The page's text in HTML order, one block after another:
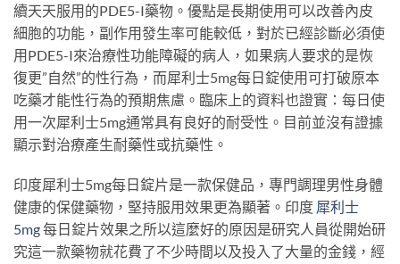
續天天服用的PDE5-I藥物。優點是長期使用可以改善內皮
細胞的功能，副作用發生率可能較低，對於已經診斷必須使
用PDE5-I來治療性功能障礙的病人，如果病人要求的是恢
復更”自然”的性行為，而犀利士5mg每日錠使用可打破原本
吃藥才能性行為的預期焦慮。臨床上的資料也證實：每日使
用一次犀利士5mg通常具有良好的耐受性。目前並沒有證據
顯示對治療產生耐藥性或抗藥性。
印度犀利士5mg每日錠片是一款保健品，專門調理男性身體
健康的保健藥物，堅持服用效果更為顯著。印度 犀利士
5mg每日錠片效果之所以這麼好的原因是研究人員從開始研
究這一款藥物就花費了不少時間以及投入了大量的金錢，經